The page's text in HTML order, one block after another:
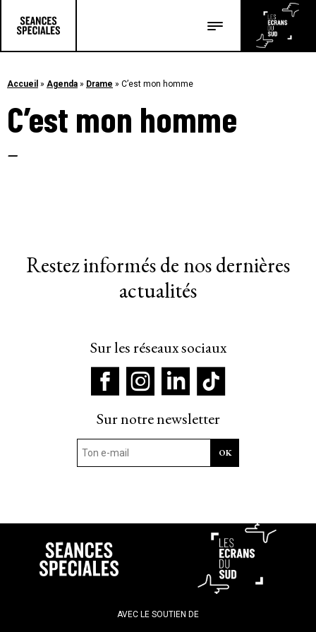
Les articles
Accueil » Agenda » Drame » C’est mon homme
C’est mon homme
–
Restez informés de nos dernières
actualités
Sur les réseaux sociaux
Sur notre newsletter
AVEC LE SOUTIEN DE